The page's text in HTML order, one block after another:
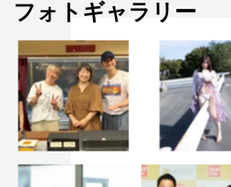
フォトギャラリー